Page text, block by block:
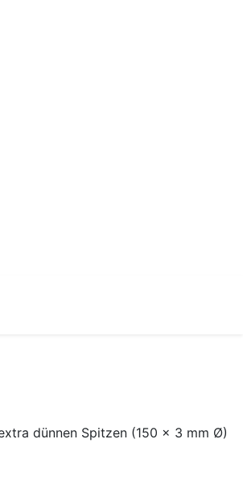
dünnen Spitzen (150 x 3 mm Ø)